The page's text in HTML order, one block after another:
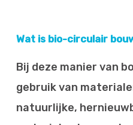
Wat is bio-circulair
Bij deze manier van
gebruik van
natuurlijke,